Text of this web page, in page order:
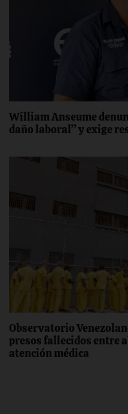
William Anseume
daño laboral” y exige
Observatorio
presos fallecidos entre
atención médica